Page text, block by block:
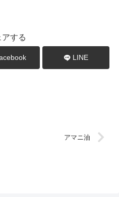
アする
LINE
アマニ油